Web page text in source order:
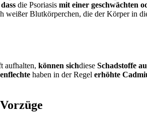
die Psoriasis mit einer geschwächten
Blutkörperchen, die der Körper in
aufhalten, können sichdiese Schadstoffe
haben in der Regel erhöhte